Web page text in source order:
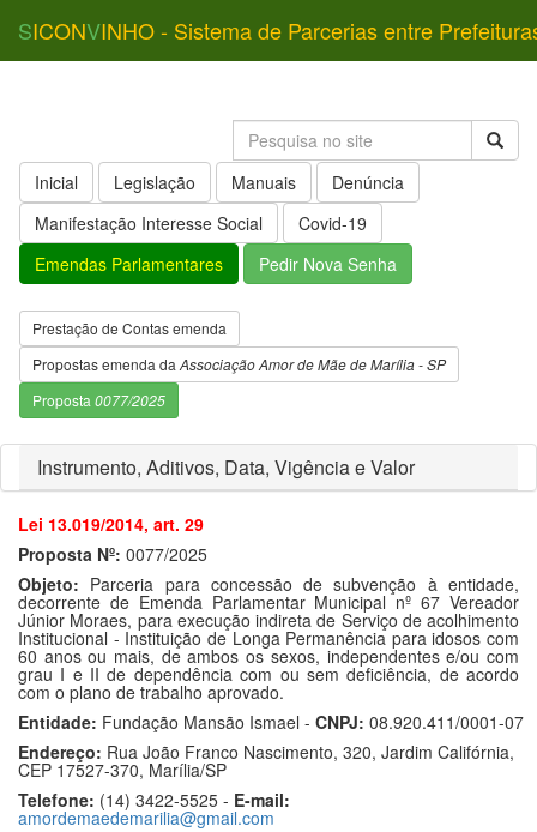
SICONVINHO - Sistema de Parcerias entre
Inicial Legislação Manuais
Denúncia
Manifestação Interesse Social
Covid-19
Emendas Parlamentares
Pedir Nova Senha
Prestação de Contas emenda
Propostas emenda da Associação Amor de Mãe de Marília - SP
Proposta 0077/2025
Instrumento, Aditivos, Data, Vigência e Valor
Lei 13.019/2014, art. 29
Proposta Nº: 0077/2025
Objeto: Parceria para concessão de subvenção à entidade,
decorrente de Emenda Parlamentar Municipal nº 67 Vereador
Júnior Moraes, para execução indireta de Serviço de acolhimento
Institucional - Instituição de Longa Permanência para idosos com
60 anos ou mais, de ambos os sexos, independentes e/ou com
grau I e II de dependência com ou sem deficiência, de acordo
com o plano de trabalho aprovado.
Entidade: Fundação Mansão Ismael - CNPJ: 08.920.411/0001-07
Endereço: Rua João Franco Nascimento, 320, Jardim Califórnia,
CEP 17527-370, Marília/SP
Telefone: (14) 3422-5525 - E-mail:
amordemaedemarilia@gmail.com